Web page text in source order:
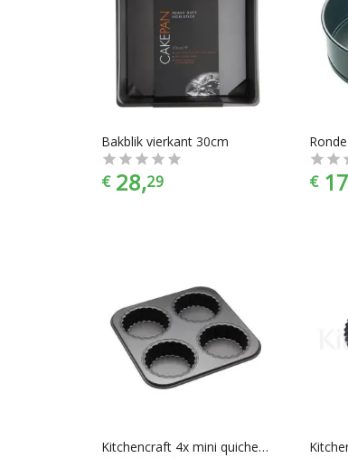
Bakblik vierkant 30cm
€ 28,29 €
Kitchencraft 4x mini quichevorm MC